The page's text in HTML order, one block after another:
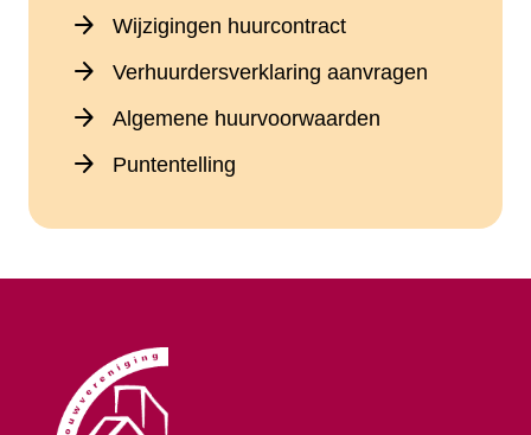
arrow_forward Wijzigingen huurcontract
arrow_forward Verhuurdersverklaring aanvragen
arrow_forward Algemene huurvoorwaarden
arrow_forward Puntentelling